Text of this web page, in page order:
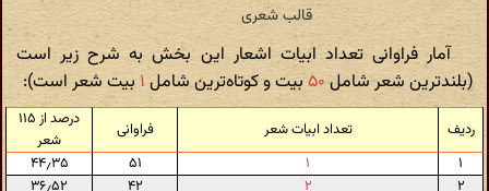
آمار فراوانی تعداد ابیات اشعار این بخش به شرح زیر است
(بلندترین شعر شامل ۵۰ بیت و کوتاه‌ترین شامل ۱ بیت شعر است):
ردیف تعداد ابیات شعر فراوانی
درصد از ۱۱۵
شعر
۱
۱ ۵۱
۴۴٫۳۵
۲
۲ ۴۲ ۳۶٫۵۲